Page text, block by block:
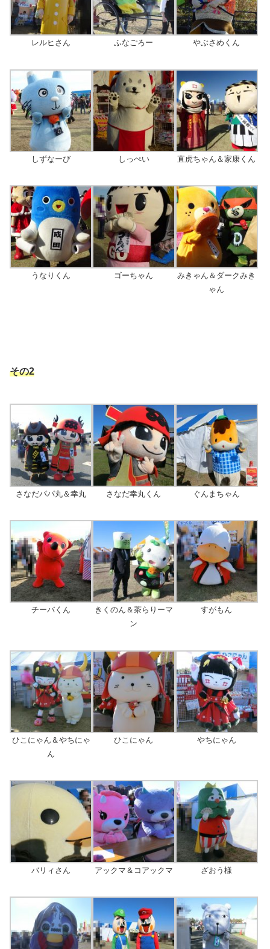
レルヒさん ふなごろー やぶさめくん
しずなーび しっぺい 直虎ちゃん＆家康くん
うなりくん ゴーちゃん
みきゃん＆ダークみき
ゃん
その2
さなだパパ丸＆幸丸 さなだ幸丸くん ぐんまちゃん
チーバくん
きくのん＆茶らりーマ
ン
すがもん
ひこにゃん＆やちにゃ
ん
ひこにゃん やちにゃん
バリィさん アックマ＆コアックマ ざおう様